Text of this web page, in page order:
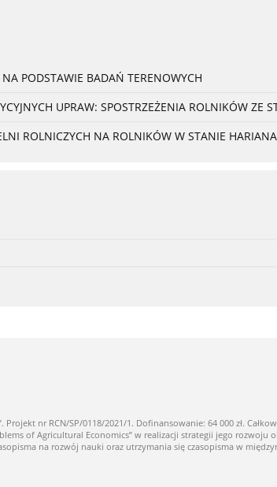
PODSTAWIE BADAŃ TERENOWYCH
UPRAW: SPOSTRZEŻENIA ROLNIKÓW ZE
ROLNICZYCH NA ROLNIKÓW W STANIE
nr RCN/SP/0118/2021/1. Dofinansowanie: 64 000 zł.
of Agricultural Economics” w realizacji strategii jego rozwoju
na rozwój nauki oraz utrzymania się czasopisma w